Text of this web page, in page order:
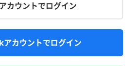
カウントでログイン
カウントでログイン